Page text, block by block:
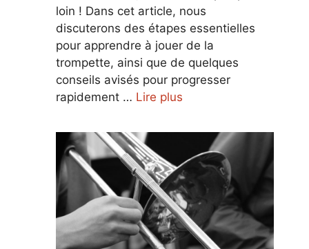
loin ! Dans cet article, nous
discuterons des étapes essentielles
pour apprendre à jouer de la
trompette, ainsi que de quelques
conseils avisés pour progresser
rapidement … Lire plus